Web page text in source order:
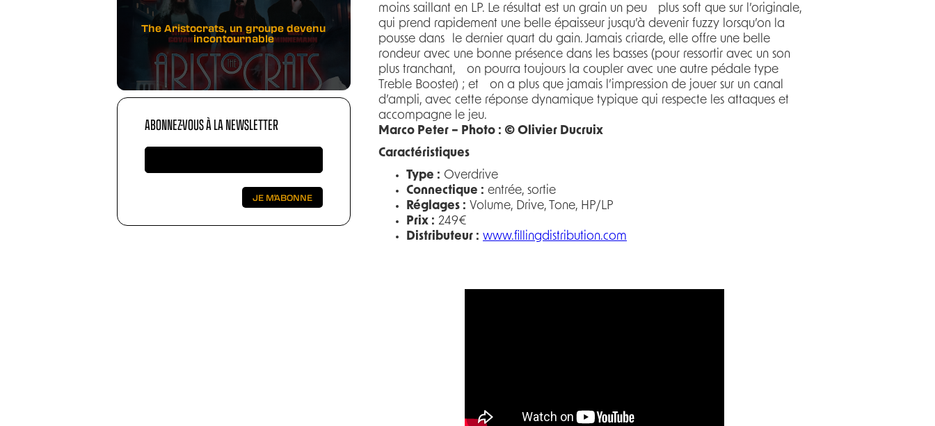
The Aristocrats, un groupe devenu
incontournable
ABONNEZ-VOUS À LA NEWSLETTER
moins saillant en LP. Le résultat est un grain un peu plus soft que sur l’originale,
qui prend rapidement une belle épaisseur jusqu’à devenir fuzzy lorsqu’on la
pousse dans le dernier quart du gain. Jamais criarde, elle offre une belle
rondeur avec une bonne présence dans les basses (pour ressortir avec un son
plus tranchant, on pourra toujours la coupler avec une autre pédale type
Treble Booster) ; et on a plus que jamais l’impression de jouer sur un canal
d’ampli, avec cette réponse dynamique typique qui respecte les attaques et
accompagne le jeu.
Marco Peter – Photo : © Olivier Ducruix
Caractéristiques
Type : Overdrive
Connectique : entrée, sortie
Réglages : Volume, Drive, Tone, HP/LP
Prix : 249€
Distributeur : www.fillingdistribution.com